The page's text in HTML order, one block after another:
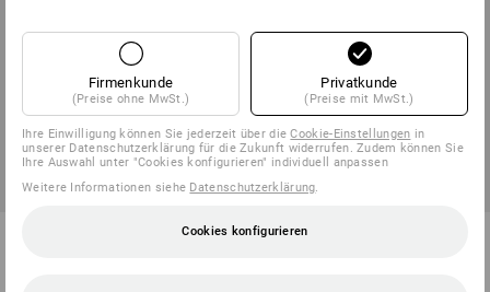
Sohlenwärmer
Firmenkunde
(Preise ohne MwSt.)
Privatkunde
(Preise mit MwSt.)
Ihre Einwilligung können Sie jederzeit über dieCookie-Einstellungen in
unserer Datenschutzerklärung für die Zukunft widerrufen. Zudem können Sie
Ihre Auswahl unter "Cookies konfigurieren" individuell anpassen
Weitere Informationen siehe Datenschutzerklärung.
Cookies konfigurieren